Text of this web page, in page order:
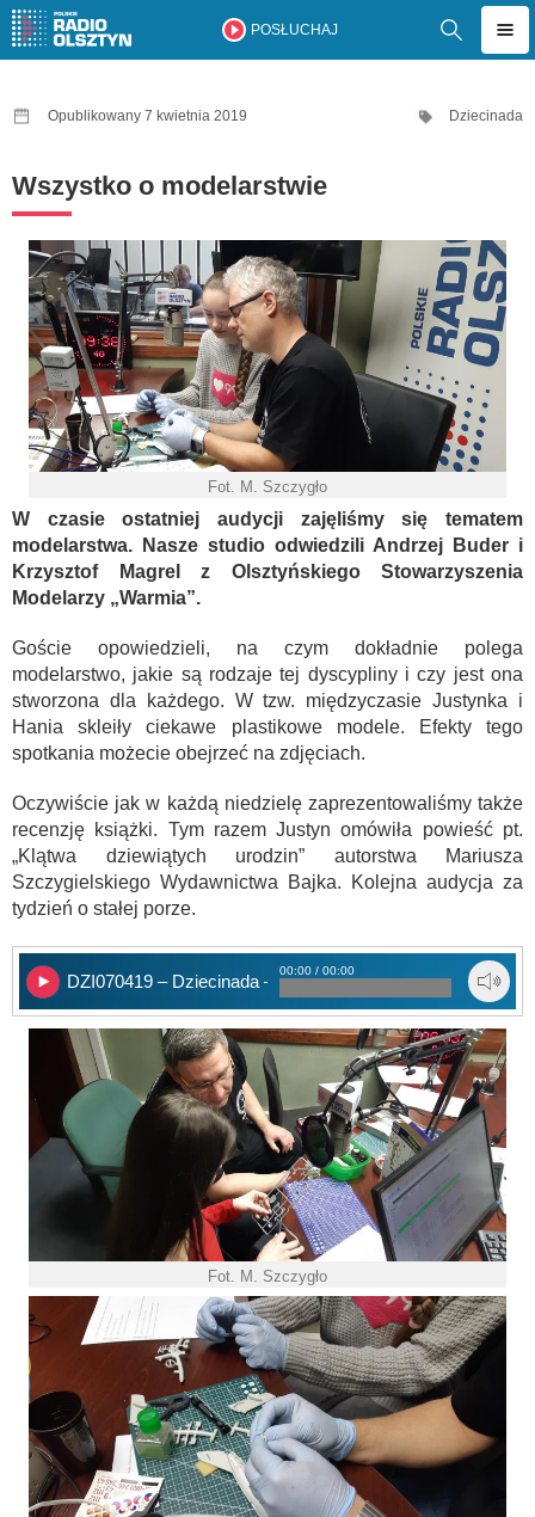
POSŁUCHAJ
Opublikowany 7 kwietnia 2019 Dziecinada
Wszystko o modelarstwie
Fot. M. Szczygło
W czasie ostatniej audycji zajęliśmy się tematem
modelarstwa. Nasze studio odwiedzili Andrzej Buder i
Krzysztof Magrel z Olsztyńskiego Stowarzyszenia
Modelarzy „Warmia”.
Goście opowiedzieli, na czym dokładnie polega
modelarstwo, jakie są rodzaje tej dyscypliny i czy jest ona
stworzona dla każdego. W tzw. międzyczasie Justynka i
Hania skleiły ciekawe plastikowe modele. Efekty tego
spotkania możecie obejrzeć na zdjęciach.
Oczywiście jak w każdą niedzielę zaprezentowaliśmy także
recenzję książki. Tym razem Justyn omówiła powieść pt.
„Klątwa dziewiątych urodzin” autorstwa Mariusza
Szczygielskiego Wydawnictwa Bajka. Kolejna audycja za
tydzień o stałej porze.
DZI070419 – Dziecinada – Modelarstwo
00:00 / 00:00
Fot. M. Szczygło